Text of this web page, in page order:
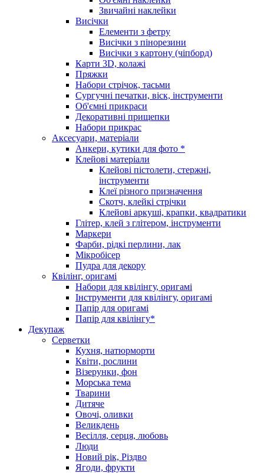
Звичайні наклейки
Висічки
Елементи з фетру
Висічки з пінорезини
Висічки з картону (чіпборд)
Карти 3D, колажі
Пряжки
Набори стрічок, тасьми
Сургучні печатки, віск, інструменти
Об'ємні прикраси
Декоративні прищепки
Набори прикрас
Аксесуари, матеріали
Анкери, кутики для фото *
Клейові матеріали
Клейові пістолети, стержні,
інструменти
Клеї різного призначення
Скотч, клейкі стрічки
Клейові аркуші, крапки, квадратики
Глітер, клей з глітером, інструменти
Маркери
Фарби, рідкі перлини, лак
Мікробісер
Пудра для декору
Квілінг, оригамі
Набори для квілінгу, оригамі
Інструменти для квілінгу, оригамі
Папір для оригамі
Папір для квілінгу*
Декупаж
Серветки
Кухня, натюрморти
Квіти, рослини
Візерунки, фон
Морська тема
Тварини
Дитяче
Овочі, оливки
Великдень
Весілля, серця, любовь
Люди
Новий рік, Різдво
Ягоди, фрукти